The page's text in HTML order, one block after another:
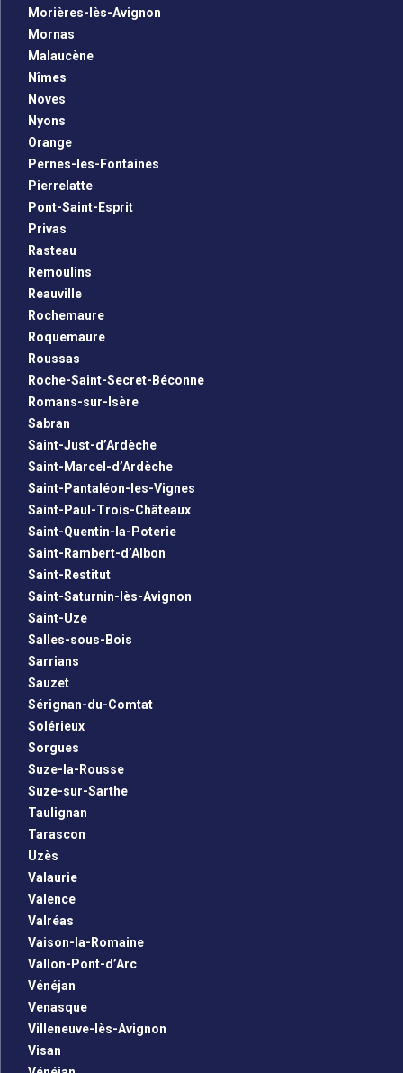
Morières-lès-Avignon
Mornas
Malaucène
Nîmes
Noves
Nyons
Orange
Pernes-les-Fontaines
Pierrelatte
Pont-Saint-Esprit
Privas
Rasteau
Remoulins
Reauville
Rochemaure
Roquemaure
Roussas
Roche-Saint-Secret-Béconne
Romans-sur-Isère
Sabran
Saint-Just-d’Ardèche
Saint-Marcel-d’Ardèche
Saint-Pantaléon-les-Vignes
Saint-Paul-Trois-Châteaux
Saint-Quentin-la-Poterie
Saint-Rambert-d’Albon
Saint-Restitut
Saint-Saturnin-lès-Avignon
Saint-Uze
Salles-sous-Bois
Sarrians
Sauzet
Sérignan-du-Comtat
Solérieux
Sorgues
Suze-la-Rousse
Suze-sur-Sarthe
Taulignan
Tarascon
Uzès
Valaurie
Valence
Valréas
Vaison-la-Romaine
Vallon-Pont-d’Arc
Vénéjan
Venasque
Villeneuve-lès-Avignon
Visan